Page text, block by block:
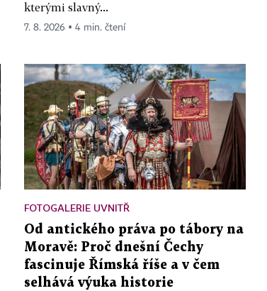
kterými slavný...
7. 8. 2026 ▪ 4 min. čtení
FOTOGALERIE UVNITŘ
Od antického práva po tábory na
Moravě: Proč dnešní Čechy
fascinuje Římská říše a v čem
selhává výuka historie